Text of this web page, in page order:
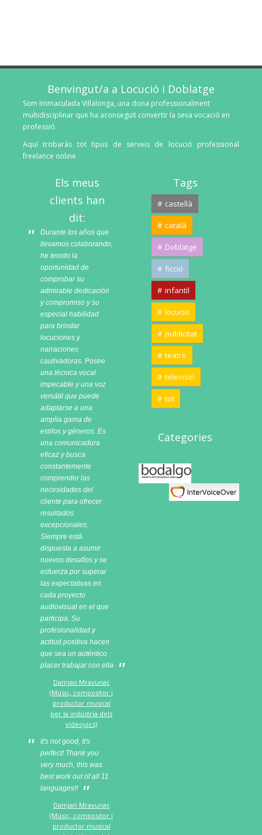
Benvingut/a a Locució i Doblatge
Som Immaculada Villalonga, una dona professionalment
multidisciplinar que ha aconseguit convertir la seva vocació en
professió.
Aquí trobaràs tot tipus de serveis de locució professional
freelance online
Els meus
clients han
dit:
Durante los años que
llevamos colaborando,
he tenido la
oportunidad de
comprobar su
admirable dedicación
y compromiso y su
especial habilidad
para brindar
locuciones y
narraciones
cautivadoras. Posee
una técnica vocal
impecable y una voz
versátil que puede
adaptarse a una
amplia gama de
estilos y géneros. Es
una comunicadora
eficaz y busca
constantemente
comprender las
necesidades del
cliente para ofrecer
resultados
excepcionales.
Siempre está
dispuesta a asumir
nuevos desafíos y se
esfuerza por superar
las expectativas en
cada proyecto
audiovisual en el que
participa. Su
profesionalidad y
actitud positiva hacen
que sea un auténtico
placer trabajar con ella
Damjan Mravunac
(Músic, compositor i
productor musical
per la indústria dels
vídeojocs)
It's not good, It's
perfect! Thank you
very much, this was
best work out of all 11
languages!!
Damjan Mravunac
(Músic, compositor i
productor musical
Tags
castellà
català
Doblatge
ficció
infantil
locucio
publicitat
teatre
televisió
tot
Categories
Bodalgo